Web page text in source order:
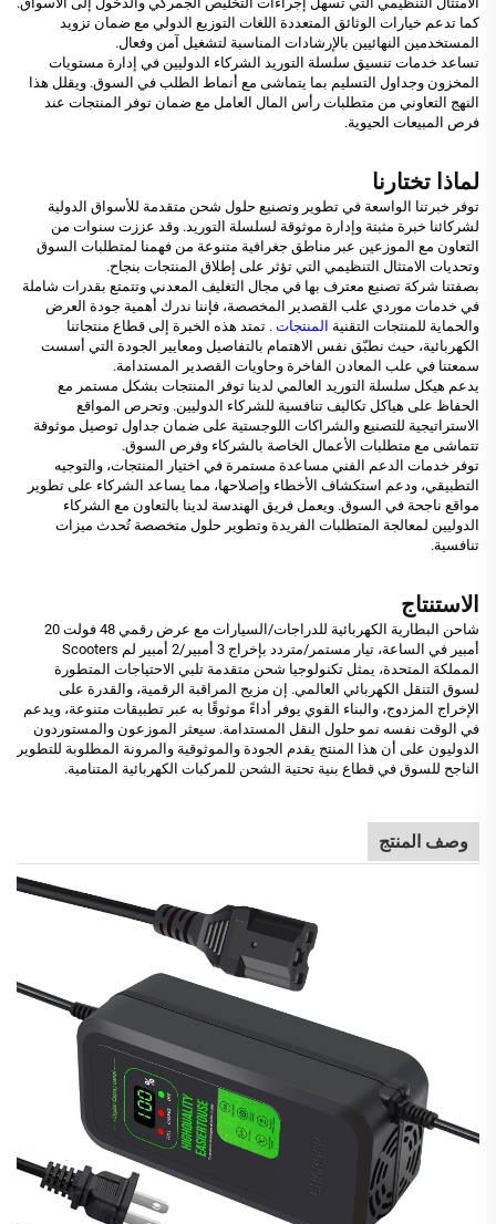
كما تدعم خيارات الوثائق المتعددة اللغات التوزيع الدولي مع ضمان تزويد
المستخدمين النهائيين بالإرشادات المناسبة لتشغيل آمن وفعال.
تساعد خدمات تنسيق سلسلة التوريد الشركاء الدوليين في إدارة مستويات
المخزون وجداول التسليم بما يتماشى مع أنماط الطلب في السوق. ويقلل هذا
النهج التعاوني من متطلبات رأس المال العامل مع ضمان توفر المنتجات عند
فرص المبيعات الحيوية.
لماذا تختارنا
توفر خبرتنا الواسعة في تطوير وتصنيع حلول شحن متقدمة للأسواق الدولية
لشركائنا خبرة مثبتة وإدارة موثوقة لسلسلة التوريد. وقد عززت سنوات من
التعاون مع الموزعين عبر مناطق جغرافية متنوعة من فهمنا لمتطلبات السوق
وتحديات الامتثال التنظيمي التي تؤثر على إطلاق المنتجات بنجاح.
بصفتنا شركة تصنيع معترف بها في مجال التغليف المعدني وتتمتع بقدرات شاملة
في خدمات موردي علب القصدير المخصصة، فإننا ندرك أهمية جودة العرض
والحماية للمنتجات التقنية المنتجات . تمتد هذه الخبرة إلى قطاع منتجاتنا
الكهربائية، حيث نطبّق نفس الاهتمام بالتفاصيل ومعايير الجودة التي أسست
سمعتنا في علب المعادن الفاخرة وحاويات القصدير المستدامة.
يدعم هيكل سلسلة التوريد العالمي لدينا توفر المنتجات بشكل مستمر مع
الحفاظ على هياكل تكاليف تنافسية للشركاء الدوليين. وتحرص المواقع
الاستراتيجية للتصنيع والشراكات اللوجستية على ضمان جداول توصيل موثوقة
تتماشى مع متطلبات الأعمال الخاصة بالشركاء وفرص السوق.
توفر خدمات الدعم الفني مساعدة مستمرة في اختيار المنتجات، والتوجيه
التطبيقي، ودعم استكشاف الأخطاء وإصلاحها، مما يساعد الشركاء على تطوير
مواقع ناجحة في السوق. ويعمل فريق الهندسة لدينا بالتعاون مع الشركاء
الدوليين لمعالجة المتطلبات الفريدة وتطوير حلول متخصصة تُحدث ميزات
تنافسية.
الاستنتاج
شاحن البطارية الكهربائية للدراجات/السيارات مع عرض رقمي 48 فولت 20
أمبير في الساعة، تيار مستمر/متردد بإخراج 3 أمبير/2 أمبير لم Scooters
المملكة المتحدة، يمثل تكنولوجيا شحن متقدمة تلبي الاحتياجات المتطورة
لسوق التنقل الكهربائي العالمي. إن مزيج المراقبة الرقمية، والقدرة على
الإخراج المزدوج، والبناء القوي يوفر أداءً موثوقًا به عبر تطبيقات متنوعة، ويدعم
في الوقت نفسه نمو حلول النقل المستدامة. سيعثر الموزعون والمستوردون
الدوليون على أن هذا المنتج يقدم الجودة والموثوقية والمرونة المطلوبة للتطوير
الناجح للسوق في قطاع بنية تحتية الشحن للمركبات الكهربائية المتنامية.
وصف المنتج